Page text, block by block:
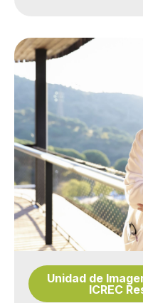
Unidad de
ICREC